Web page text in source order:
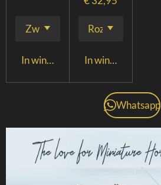
In winkelwagenIn winkelwagen
Whatsapp